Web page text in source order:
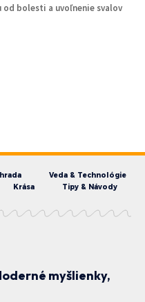
bolesti a uvoľnenie svalov
Veda & Technológie
Krása Tipy & Návody
myšlienky,